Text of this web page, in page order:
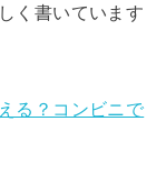
く書いています
る？コンビニで